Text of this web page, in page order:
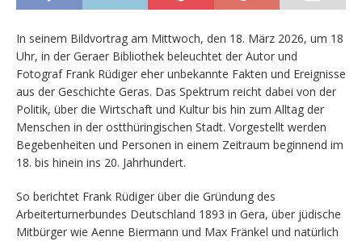
In seinem Bildvortrag am Mittwoch, den 18. März 2026, um 18
Uhr, in der Geraer Bibliothek beleuchtet der Autor und
Fotograf Frank Rüdiger eher unbekannte Fakten und Ereignisse
aus der Geschichte Geras. Das Spektrum reicht dabei von der
Politik, über die Wirtschaft und Kultur bis hin zum Alltag der
Menschen in der ostthüringischen Stadt. Vorgestellt werden
Begebenheiten und Personen in einem Zeitraum beginnend im
18. bis hinein ins 20. Jahrhundert.
So berichtet Frank Rüdiger über die Gründung des
Arbeiterturnerbundes Deutschland 1893 in Gera, über jüdische
Mitbürger wie Aenne Biermann und Max Fränkel und natürlich